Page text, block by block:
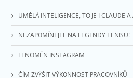
UMĚLÁ INTELIGENCE, TO JE I CLAUDE
NEZAPOMÍNEJTE NA LEGENDY TENISU!
FENOMÉN INSTAGRAM
ČÍM ZVÝŠIT VÝKONNOST PRACOVNÍKŮ